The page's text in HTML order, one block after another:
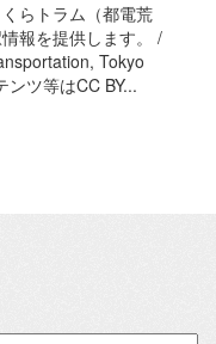
らトラム（都電荒
報を提供します。 /
Tokyo
ツ等はCC BY...